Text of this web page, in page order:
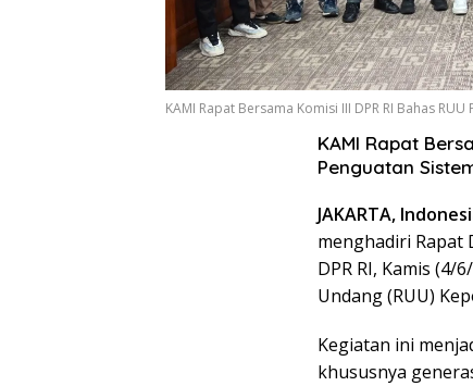
KAMI Rapat Bersama Komisi III DPR RI Bahas
KAMI Rapat
Penguatan
JAKARTA,
menghadiri Rapat
DPR RI, Kamis (4/
Undang (RUU)
Kegiatan ini
khususnya